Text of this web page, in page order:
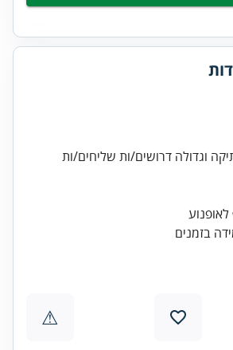
וגדולה דרושים/ות שליחים/ות
בזמנים
⚠